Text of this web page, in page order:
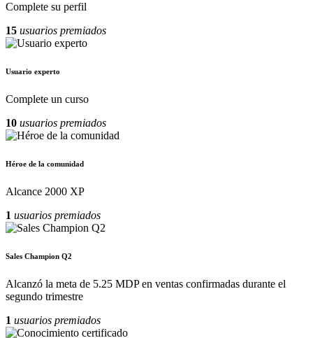
Complete su perfil
15 usuarios premiados
Usuario experto
Complete un curso
10 usuarios premiados
Héroe de la comunidad
Alcance 2000 XP
1 usuarios premiados
Sales Champion Q2
Alcanzó la meta de 5.25 MDP en ventas confirmadas durante el
segundo trimestre
1 usuarios premiados